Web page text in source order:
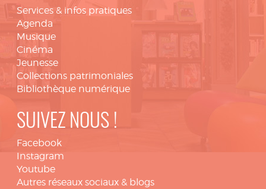
Services & infos pratiques
Agenda
Musique
Cinéma
Jeunesse
Collections patrimoniales
Bibliothèque numérique
SUIVEZ NOUS !
Facebook
Instagram
Youtube
Autres réseaux sociaux & blogs